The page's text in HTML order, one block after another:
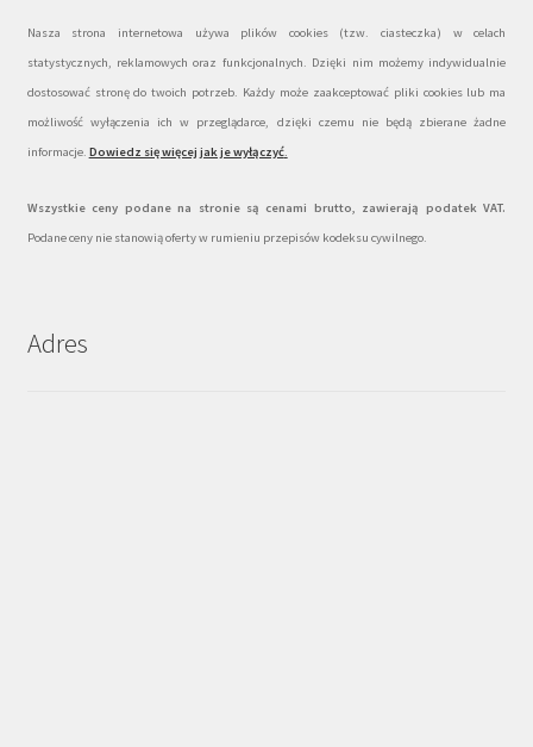
Nasza strona internetowa używa plików cookies (tzw. ciasteczka) w celach
statystycznych, reklamowych oraz funkcjonalnych. Dzięki nim możemy indywidualnie
dostosować stronę do twoich potrzeb. Każdy może zaakceptować pliki cookies lub ma
możliwość wyłączenia ich w przeglądarce, dzięki czemu nie będą zbierane żadne
informacje. Dowiedz się więcej jak je wyłączyć.
Wszystkie ceny podane na stronie są cenami brutto, zawierają podatek VAT.
Podane ceny nie stanowią oferty w rumieniu przepisów kodeksu cywilnego.
Adres